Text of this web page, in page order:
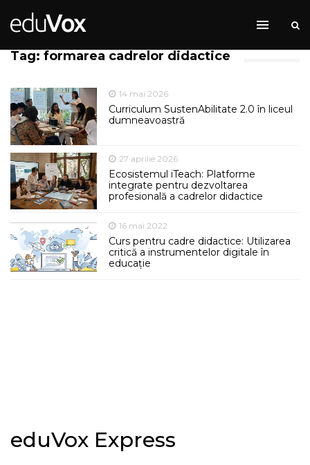
Tag: formarea cadrelor didactice
14 mai 2026
Curriculum SustenAbilitate 2.0 în liceul
dumneavoastră
27 aprilie 2026
Ecosistemul iTeach: Platforme
integrate pentru dezvoltarea
profesională a cadrelor didactice
16 mai 2022
Curs pentru cadre didactice: Utilizarea
critică a instrumentelor digitale în
educație
eduVox Express